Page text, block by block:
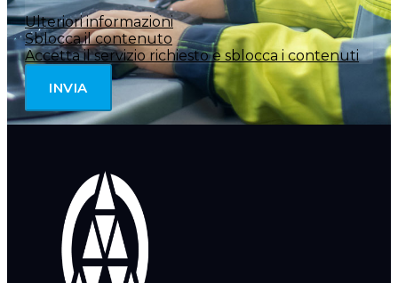
Ulteriori informazioni
Sblocca il contenuto
Accetta il servizio richiesto e sblocca i contenuti
INVIA